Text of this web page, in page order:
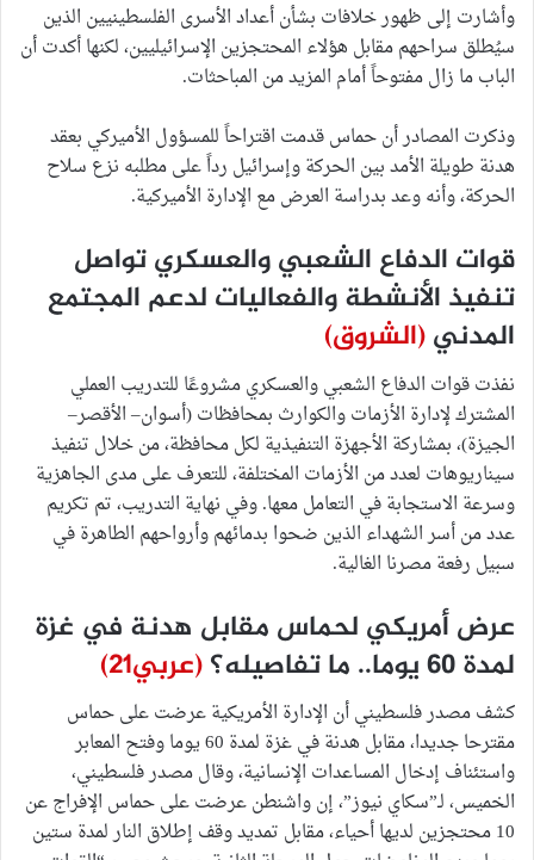
وأشارت إلى ظهور خلافات بشأن أعداد الأسرى الفلسطينيين الذين
سيُطلق سراحهم مقابل هؤلاء المحتجزين الإسرائيليين، لكنها أكدت أن
الباب ما زال مفتوحاً أمام المزيد من المباحثات.
وذكرت المصادر أن حماس قدمت اقتراحاً للمسؤول الأميركي بعقد
هدنة طويلة الأمد بين الحركة وإسرائيل رداً على مطلبه نزع سلاح
الحركة، وأنه وعد بدراسة العرض مع الإدارة الأميركية.
قوات الدفاع الشعبي والعسكري تواصل
تنفيذ الأنشطة والفعاليات لدعم المجتمع
المدني(الشروق)
نفذت قوات الدفاع الشعبي والعسكري مشروعًا للتدريب العملي
المشترك لإدارة الأزمات والكوارث بمحافظات (أسوان– الأقصر–
الجيزة)، بمشاركة الأجهزة التنفيذية لكل محافظة، من خلال تنفيذ
سيناريوهات لعدد من الأزمات المختلفة، للتعرف على مدى الجاهزية
وسرعة الاستجابة في التعامل معها. وفي نهاية التدريب، تم تكريم
عدد من أسر الشهداء الذين ضحوا بدمائهم وأرواحهم الطاهرة في
سبيل رفعة مصرنا الغالية.
عرض أمريكي لحماس مقابل هدنة في غزة
لمدة 60 يوما.. ما تفاصيله؟
(عربي21)
كشف مصدر فلسطيني أن الإدارة الأمريكية عرضت على حماس
مقترحا جديدا، مقابل هدنة في غزة لمدة 60 يوما وفتح المعابر
واستئناف إدخال المساعدات الإنسانية، وقال مصدر فلسطيني،
الخميس، لـ”سكاي نيوز”، إن واشنطن عرضت على حماس الإفراج عن
10 محتجزين لديها أحياء، مقابل تمديد وقف إطلاق النار لمدة ستين